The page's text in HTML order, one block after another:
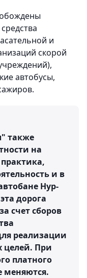
и
скорой
автобусы,
также
на
и в
Нур-
дорога
счет сборов
реализации
целей. При
платного
меняются.